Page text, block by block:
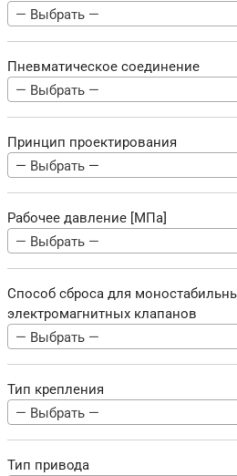
— Выбрать —
Пневматическое соединение
— Выбрать —
Принцип проектирования
— Выбрать —
Рабочее давление [МПа]
— Выбрать —
Способ сброса для
электромагнитных клапанов
— Выбрать —
Тип крепления
— Выбрать —
Тип привода